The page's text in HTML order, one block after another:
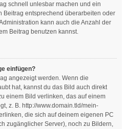
schnell unlesbar machen und ein
Beitrag entsprechend überarbeiten oder
kann auch die Anzahl der
Beitrag benutzen kannst.
einfügen?
angezeigt werden. Wenn die
hat, kannst du das Bild auch direkt
einem Bild verlinken, das auf einem
z. B. http://www.domain.tld/mein-
die sich auf deinem eigenen PC
zugänglicher Server), noch zu Bildern,